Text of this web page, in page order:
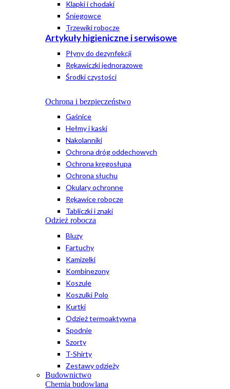
Klapki i chodaki
Śniegowce
Trzewiki robocze
Artykuły higieniczne i serwisowe
Płyny do dezynfekcji
Rękawiczki jednorazowe
Środki czystości
Ochrona i bezpieczeństwo
Gaśnice
Hełmy i kaski
Nakolanniki
Ochrona dróg oddechowych
Ochrona kręgosłupa
Ochrona słuchu
Okulary ochronne
Rękawice robocze
Tabliczki i znaki
Odzież robocza
Bluzy
Fartuchy
Kamizelki
Kombinezony
Koszule
Koszulki Polo
Kurtki
Odzież termoaktywna
Spodnie
Szorty
T-Shirty
Zestawy odzieży
Budownictwo
Chemia budowlana